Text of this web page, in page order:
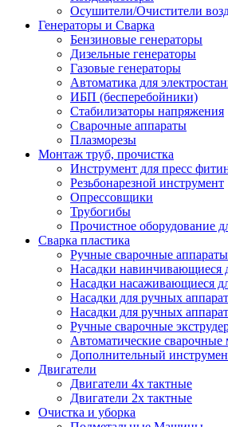
Осушители/Очистители
Генераторы и Сварка
Бензиновые генераторы
Дизельные генераторы
Газовые генераторы
Автоматика для
ИБП (бесперебойники)
Стабилизаторы напряжения
Сварочные аппараты
Плазморезы
Монтаж труб, прочистка
Инструмент для пресс
Резьбонарезной инструмент
Опрессовщики
Трубогибы
Прочистное оборудование
Сварка пластика
Ручные сварочные аппараты
Насадки навинчивающиеся
Насадки насаживающиеся
Насадки для ручных
Насадки для ручных
Ручные сварочные
Автоматические
Дополнительный
Двигатели
Двигатели 4х тактные
Двигатели 2х тактные
Очистка и уборка